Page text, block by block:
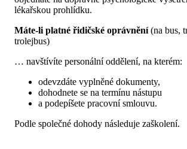
lékařskou prohlídku.
Máte-li platné řidičské oprávnění(na bus,
trolejbus)
… navštívíte personální oddělení, na kterém:
odevzdáte vyplněné dokumenty,
dohodnete se na termínu nástupu
a podepíšete pracovní smlouvu.
Podle společné dohody následuje zaškolení.